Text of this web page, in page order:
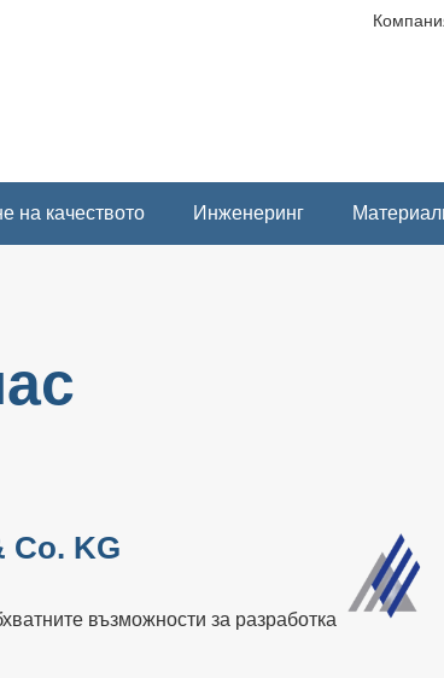
на качеството Инженеринг
Co. KG
възможности за разработка